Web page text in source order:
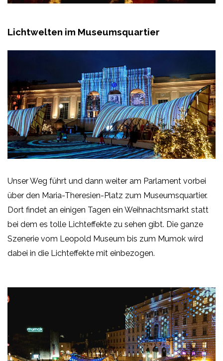
Lichtwelten im Museumsquartier
Unser Weg führt und dann weiter am Parlament vorbei
über den Maria-Theresien-Platz zum Museumsquartier.
Dort findet an einigen Tagen ein Weihnachtsmarkt statt
bei dem es tolle Lichteffekte zu sehen gibt. Die ganze
Szenerie vom Leopold Museum bis zum Mumok wird
dabei in die Lichteffekte mit einbezogen.